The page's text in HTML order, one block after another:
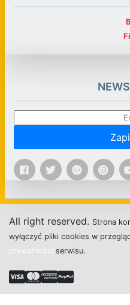
All right reserved. Strona kor
wyłączyć pliki cookies w
prywatności serwisu.